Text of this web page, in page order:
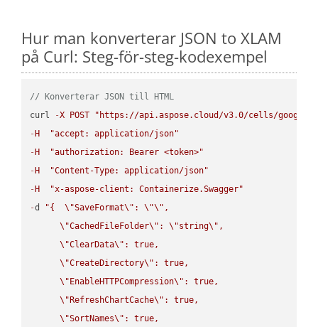
Hur man konverterar JSON to XLAM
på Curl: Steg-för-steg-kodexempel
// Konverterar JSON till HTML
curl
-X POST
"https://api.aspose.cloud/v3.0/cells/
- H
"accept: application/json"
- H
"authorization: Bearer <token>"
- H
"Content-Type: application/json"
- H
"x-aspose-client: Containerize.Swagger"
-d "{ \"SaveFormat\" : \"\" ,
\"CachedFileFolder\" : \"string\" ,
\"ClearData\" : true,
\"CreateDirectory\" : true,
\" EnableHTTPCompression\" : true,
\" RefreshChartCache\" : true,
\"SortNames\" : true,